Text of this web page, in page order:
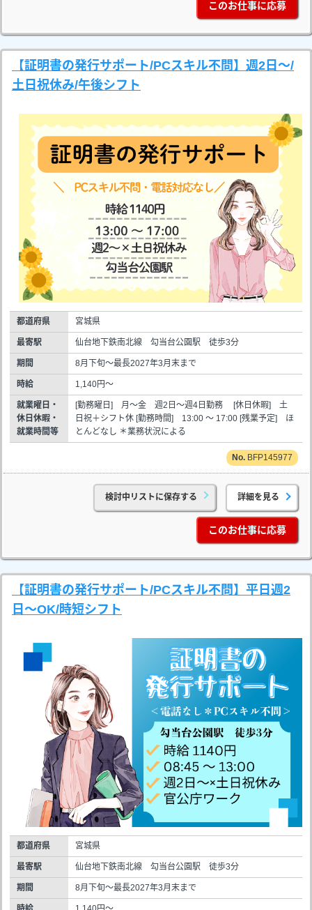
このお仕事に応募
【証明書の発行サポート/PCスキル不問】週2日～/
土日祝休み/午後シフト
都道府県 宮城県
最寄駅 仙台地下鉄南北線 勾当台公園駅 徒歩3分
期間 8月下旬～最長2027年3月末まで
時給 1,140円～
就業曜日・
休日休暇・
就業時間等
[勤務曜日] 月～金 週2日～週4日勤務 [休日休暇] 土
日祝＋シフト休 [勤務時間] 13:00 ～ 17:00 [残業予定] ほ
とんどなし ＊業務状況による
BFP145977
検討中リストに保存する 詳細を見る
このお仕事に応募
【証明書の発行サポート/PCスキル不問】平日週2
日～OK/時短シフト
都道府県 宮城県
最寄駅 仙台地下鉄南北線 勾当台公園駅 徒歩3分
期間 8月下旬～最長2027年3月末まで